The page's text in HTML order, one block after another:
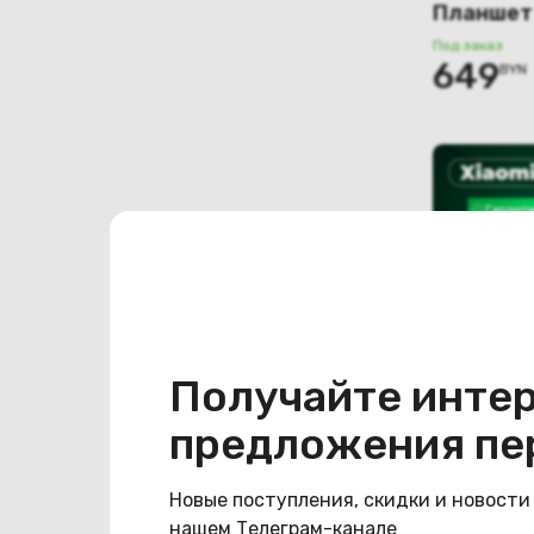
Получайте
предложения
Новые поступления, скидки и
нашем Телеграм-канале
Планшет
4G 6GB/
Под заказ
649BYN
(новый.
Планшет
Pro 5G
Под заказ